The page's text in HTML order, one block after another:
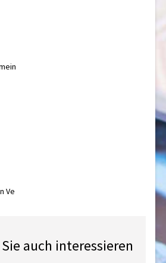
Ve
auch interessieren